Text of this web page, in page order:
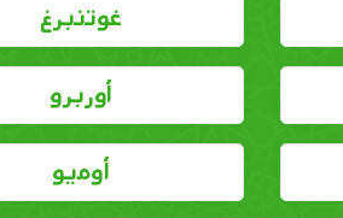
غوتنبرغ
أوربرو
أوميو